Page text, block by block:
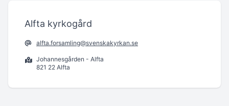
Alfta kyrkogård
alfta.forsamling@svenskakyrkan.se
Johannesgården - Alfta
821 22 Alfta